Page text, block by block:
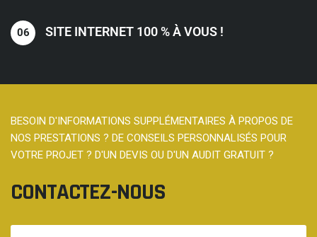
SITE INTERNET 100 % À VOUS !
BESOIN D'INFORMATIONS SUPPLÉMENTAIRES À PROPOS DE
NOS PRESTATIONS ? DE CONSEILS PERSONNALISÉS POUR
VOTRE PROJET ? D'UN DEVIS OU D'UN AUDIT GRATUIT ?
CONTACTEZ-NOUS